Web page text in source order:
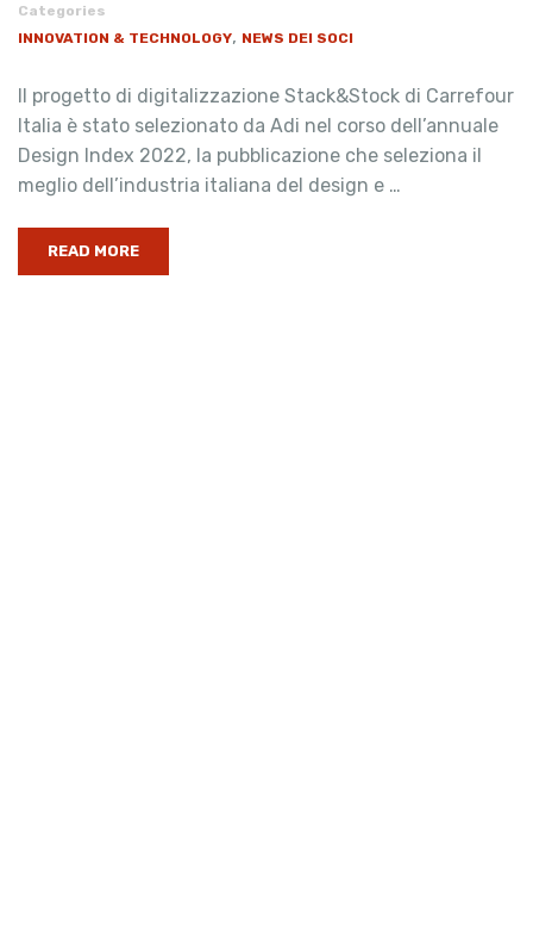
Categories
INNOVATION & TECHNOLOGY, NEWS DEI SOCI
Il progetto di digitalizzazione Stack&Stock di Carrefour
Italia è stato selezionato da Adi nel corso dell’annuale
Design Index 2022, la pubblicazione che seleziona il
meglio dell’industria italiana del design e …
READ MORE